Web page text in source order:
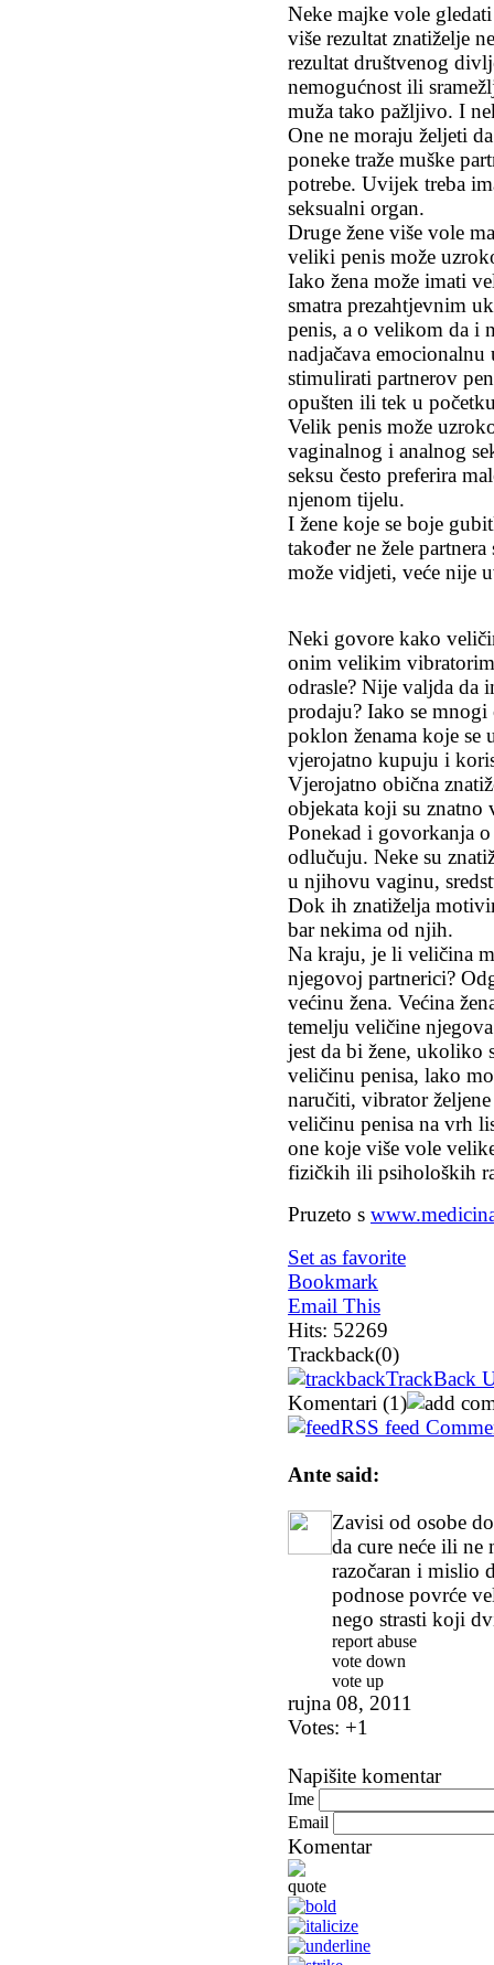
Neke majke vole
više rezultat znatiželje
rezultat društvenog
nemogućnost ili
muža tako pažljivo. I
One ne moraju željeti
poneke traže muške
potrebe. Uvijek treba
seksualni organ.
Druge žene više vole
veliki penis može
Iako žena može imati
smatra prezahtjevnim
penis, a o velikom da i
nadjačava
stimulirati partnerov
opušten ili tek u
Velik penis može
vaginalnog i analnog
seksu često preferira
njenom tijelu.
I žene koje se boje
također ne žele
može vidjeti, veće nije
Neki govore kako
onim velikim
odrasle? Nije valjda da
prodaju? Iako se
poklon ženama koje se
vjerojatno kupuju i
Vjerojatno obična
objekata koji su znatno
Ponekad i govorkanja
odlučuju. Neke su
u njihovu vaginu,
Dok ih znatiželja
bar nekima od njih.
Na kraju, je li veličina
njegovoj partnerici?
većinu žena. Većina
temelju veličine
jest da bi žene, ukoliko
veličinu penisa, lako
naručiti, vibrator
veličinu penisa na vrh
one koje više vole
fizičkih ili psiholoških
Pruzeto s
Set as favorite
Bookmark
Email This
Hits: 52269
Trackback(0)
TrackBack
Komentari (1)
RSS feed
Ante said:
Zavisi od osobe
da cure neće ili
razočaran i mislio
podnose povrće
nego strasti koji
report abuse
vote down
vote up
rujna 08, 2011
Votes: +1
Napišite komentar
Ime
Email
Komentar